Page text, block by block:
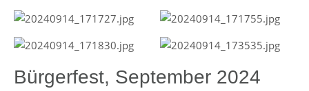
Bürgerfest, September 2024